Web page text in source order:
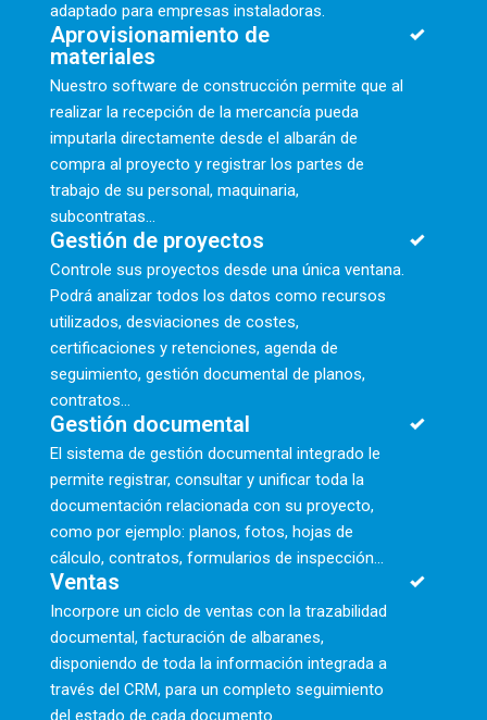
adaptado para empresas instaladoras.
Aprovisionamiento de
materiales
Nuestro software de construcción permite que al
realizar la recepción de la mercancía pueda
imputarla directamente desde el albarán de
compra al proyecto y registrar los partes de
trabajo de su personal, maquinaria,
subcontratas...
Gestión de proyectos
Controle sus proyectos desde una única ventana.
Podrá analizar todos los datos como recursos
utilizados, desviaciones de costes,
certificaciones y retenciones, agenda de
seguimiento, gestión documental de planos,
contratos…
Gestión documental
El sistema de gestión documental integrado le
permite registrar, consultar y unificar toda la
documentación relacionada con su proyecto,
como por ejemplo: planos, fotos, hojas de
cálculo, contratos, formularios de inspección...
Ventas
Incorpore un ciclo de ventas con la trazabilidad
documental, facturación de albaranes,
disponiendo de toda la información integrada a
través del CRM, para un completo seguimiento
del estado de cada documento.